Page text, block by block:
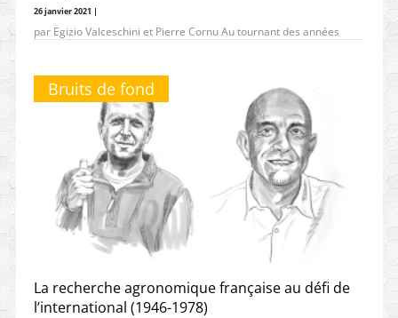
26 janvier 2021 |
par Egizio Valceschini et Pierre Cornu Au tournant des années
Bruits de fond
La recherche agronomique française au défi de
l’international (1946-1978)